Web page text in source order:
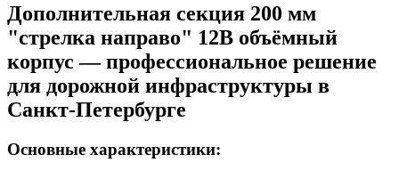
Дополнительная секция 200 мм
"стрелка направо" 12В объёмный
корпус — профессиональное решение
для дорожной инфраструктуры в
Санкт-Петербурге
Основные характеристики: